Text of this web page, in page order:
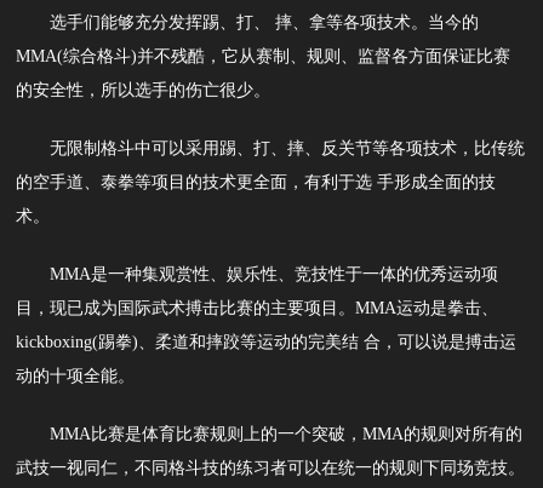
选手们能够充分发挥踢、打、 摔、拿等各项技术。当今的
MMA(综合格斗)并不残酷，它从赛制、规则、监督各方面保证比赛
的安全性，所以选手的伤亡很少。
无限制格斗中可以采用踢、打、摔、反关节等各项技术，比传统
的空手道、泰拳等项目的技术更全面，有利于选 手形成全面的技
术。
MMA是一种集观赏性、娱乐性、竞技性于一体的优秀运动项
目，现已成为国际武术搏击比赛的主要项目。MMA运动是拳击、
kickboxing(踢拳)、柔道和摔跤等运动的完美结 合，可以说是搏击运
动的十项全能。
MMA比赛是体育比赛规则上的一个突破，MMA的规则对所有的
武技一视同仁，不同格斗技的练习者可以在统一的规则下同场竞技。